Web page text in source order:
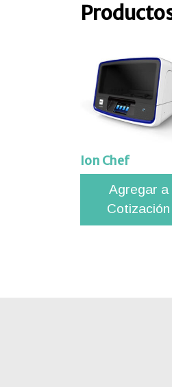
Ion Chef
Agregar a
Cotización